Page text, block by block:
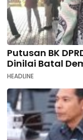
Putusan BK
Dinilai Batal
HEADLINE